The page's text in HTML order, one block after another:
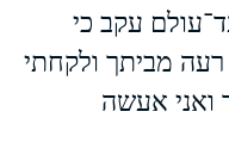
עקב כי
מביתך ולקחתי
ואני אעשה